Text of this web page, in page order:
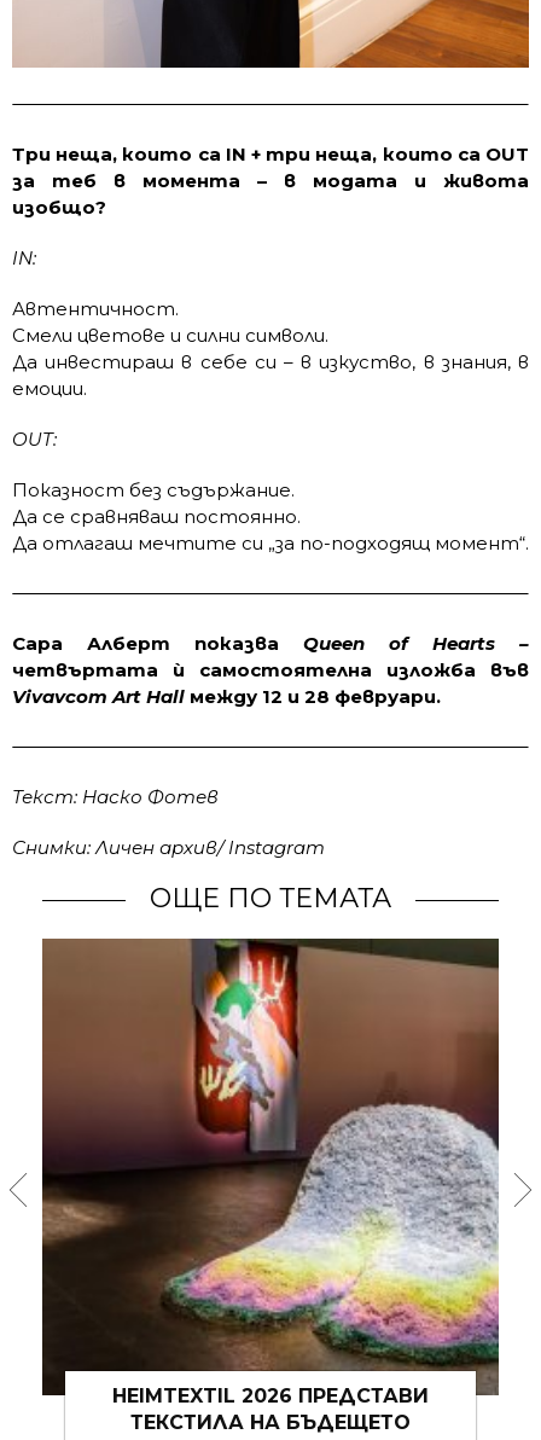
Три неща, които са IN + три неща, които са OUT
за теб в момента – в модата и живота
изобщо?
IN:
Автентичност.
Смели цветове и силни символи.
Да инвестираш в себе си – в изкуство, в знания, в
емоции.
OUT:
Показност без съдържание.
Да се сравняваш постоянно.
Да отлагаш мечтите си „за по-подходящ момент“.
Сара Алберт показва Queen of Hearts –
четвъртата ѝ самостоятелна изложба във
Vivavcom Art Hall между 12 и 28 февруари.
Текст: Наско Фотев
Снимки: Личен архив/ Instagram
ОЩЕ ПО ТЕМАТА
ПРОСТРАНСТВО 111 ОТВАРЯ ВРАТИ С
ИЗЛОЖБА НА ДЕНИЦА ТОДОРОВА